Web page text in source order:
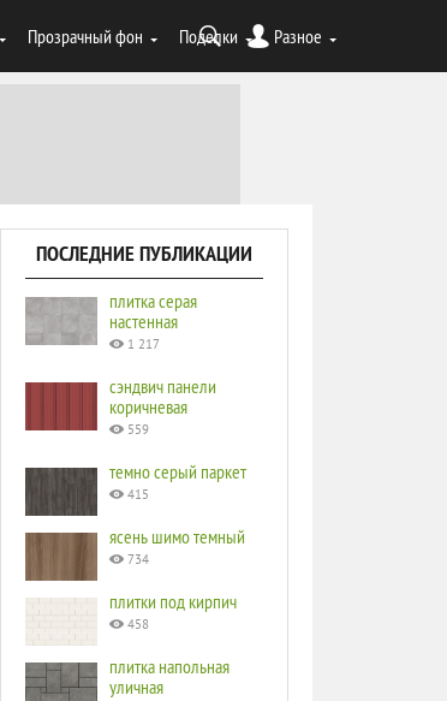
Прозрачный фон Поделки Разное
ПОСЛЕДНИЕ ПУБЛИКАЦИИ
плитка серая
настенная
1 217
сэндвич панели
коричневая
559
темно серый паркет
415
ясень шимо темный
734
плитки под кирпич
458
плитка напольная
уличная